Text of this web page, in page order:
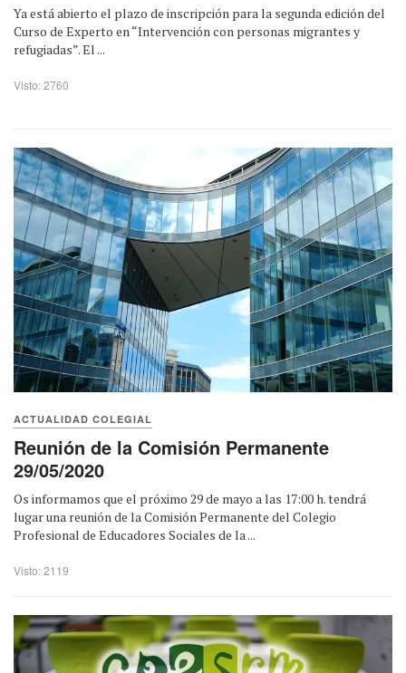
Ya está abierto el plazo de inscripción para la segunda edición del
Curso de Experto en “Intervención con personas migrantes y
refugiadas”. El ...
Visto: 2760
ACTUALIDAD COLEGIAL
Reunión de la Comisión Permanente
29/05/2020
Os informamos que el próximo 29 de mayo a las 17:00 h. tendrá
lugar una reunión de la Comisión Permanente del Colegio
Profesional de Educadores Sociales de la ...
Visto: 2119